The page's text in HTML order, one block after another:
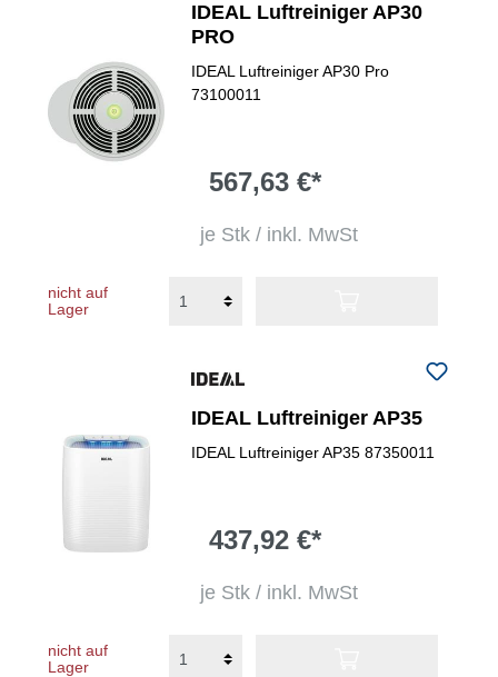
IDEAL Luftreiniger AP30
PRO
IDEAL Luftreiniger AP30 Pro
73100011
567,63 €*
je Stk / inkl. MwSt
nicht auf
Lager
IDEAL Luftreiniger AP35
IDEAL Luftreiniger AP35 87350011
437,92 €*
je Stk / inkl. MwSt
nicht auf
Lager